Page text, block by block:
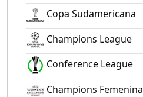
Copa Sudamericana
Champions League
Conference League
Champions Femenina